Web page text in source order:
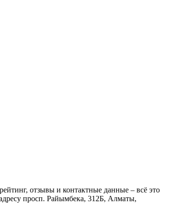
отзывы и контактные данные – всё это
просп. Райымбека, 312Б, Алматы,